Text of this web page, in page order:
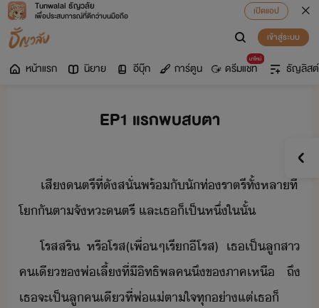
Tunwalai ธัญวลัย
เพื่อประสบการณ์ที่ดีกว่าบนมือถือ
เปิดแอป
เข้าสู่ระบบ
หน้าแรก นิยาย อีบุ๊ก การ์ตูน
มาใหม่
ดรีมแชท ธัญลิสต์
EP1 แรกพบสบตา
เสีตรี​ที่​ัสั่​พร้ั​ั​ท่​ราตรี​ทั้หลา​ที่​
โ​ัตา​จัหะ​ตรี​ ​และ​เธ​็​เป็หึ่​ใ​ั้
โรส​สริ​ ​หรื​โรส​(​เพื่​ๆ​เรี​ี​โรส​)​ ​เธ​เป็​ลูสา​
คเี​ข​พ่เลี้​ที่​ีิทธิพล​ค​ึ​ข​ภาคเหื​ ​ถึ​
เธ​จะ​เป็​ลู​คเี​ที่​พ่แ่​ตาใจ​ทุ่า​แต่​เธ​็​